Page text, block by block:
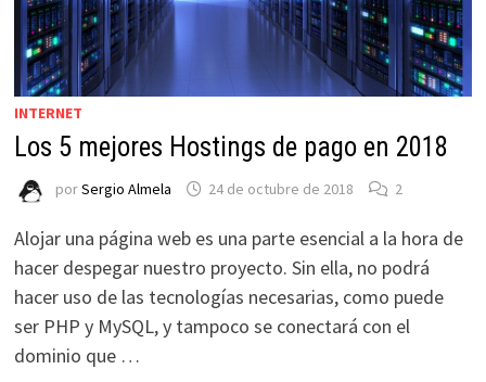
INTERNET
Los 5 mejores Hostings de pago en 2018
porSergio Almela 24 de octubre de 2018 2
Alojar una página web es una parte esencial a la hora de
hacer despegar nuestro proyecto. Sin ella, no podrá
hacer uso de las tecnologías necesarias, como puede
ser PHP y MySQL, y tampoco se conectará con el
dominio que …